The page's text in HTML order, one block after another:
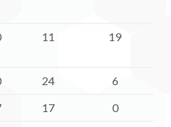
11 19
24
6
17
0